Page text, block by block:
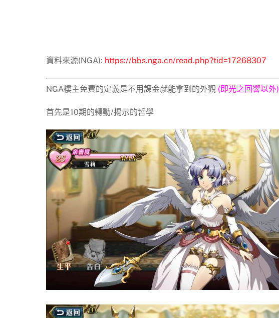
資料來源(NGA): https://bbs.nga.cn/read.php?tid=17268307
NGA樓主免費的定義是不用課金就能拿到的外觀 (即光之回響以外)
首先是10期的轉動/揭示的哲學